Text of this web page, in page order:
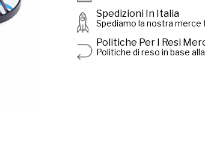
Spedizioni In Italia
Spediamo la nostra merce
Politiche Per I Resi
Politiche di reso in base